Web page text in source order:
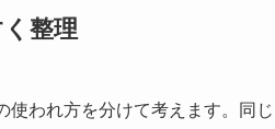
整理
使われ方を分けて考えます。同じ